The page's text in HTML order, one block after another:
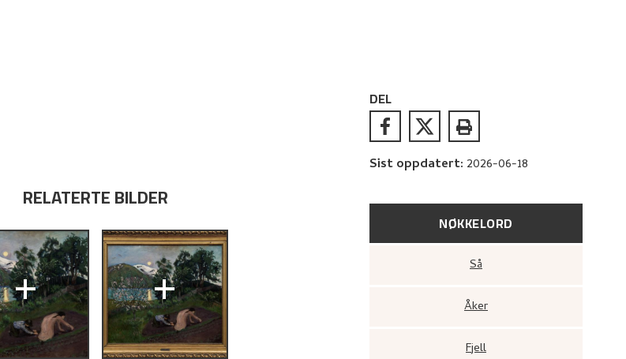
RELATERTE BILDER
+ +
DEL
Sist oppdatert: 2026-06-18
NØKKELORD
Så
Åker
Fjell